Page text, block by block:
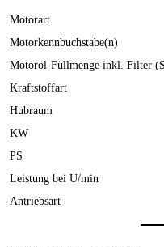
Motorart
Motorkennbuchstabe(n)
Motoröl-Füllmenge inkl. Filter
Kraftstoffart
Hubraum
KW
PS
Leistung bei U/min
Antriebsart